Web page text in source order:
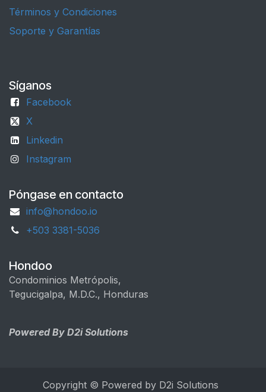
Términos y Condiciones
Soporte y Garantías
Síganos
Facebook
X
Linkedin
Instagram
Póngase en contacto
info@hondoo.io
+503 3381-5036
Hondoo
Condominios Metrópolis,
Tegucigalpa, M.D.C., Honduras
Powered By D2i Solutions
Copyright © Powered by D2i Solutions